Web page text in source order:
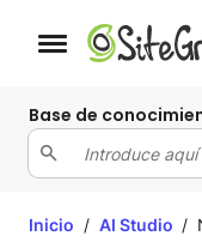
Botón de navegación móvil
Base de
Inicio / AI Studio /